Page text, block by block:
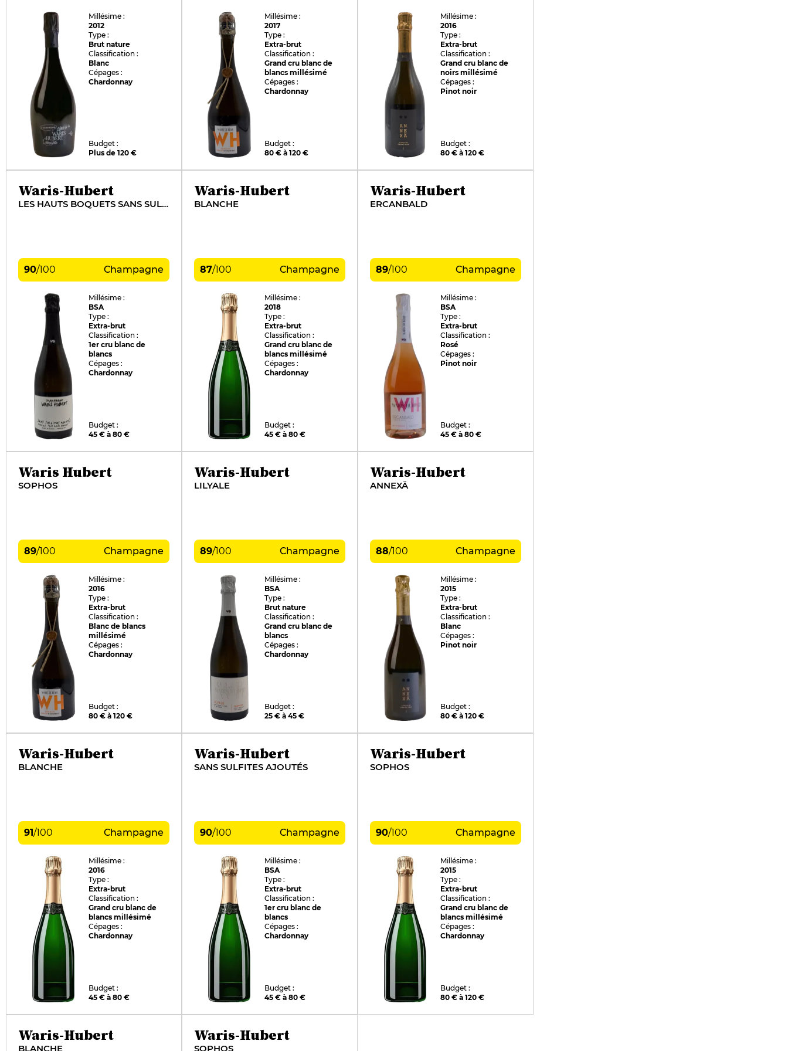
Millésime :
2012
Type :
Brut nature
Classification :
Blanc
Cépages :
Chardonnay
Budget :
Plus de 120 €
Millésime :
2017
Type :
Extra-brut
Classification :
Grand cru blanc de
blancs millésimé
Cépages :
Chardonnay
Budget :
80 € à 120 €
Millésime :
2016
Type :
Extra-brut
Classification :
Grand cru blanc de
noirs millésimé
Cépages :
Pinot noir
Budget :
80 € à 120 €
Waris-Hubert
LES HAUTS BOQUETS SANS SULFITES AJOUTÉS
90/100 Champagne
Millésime :
BSA
Type :
Extra-brut
Classification :
1er cru blanc de
blancs
Cépages :
Chardonnay
Budget :
45 € à 80 €
Waris-Hubert
BLANCHE
87/100 Champagne
Millésime :
2018
Type :
Extra-brut
Classification :
Grand cru blanc de
blancs millésimé
Cépages :
Chardonnay
Budget :
45 € à 80 €
Waris-Hubert
ERCANBALD
89/100 Champagne
Millésime :
BSA
Type :
Extra-brut
Classification :
Rosé
Cépages :
Pinot noir
Budget :
45 € à 80 €
Waris Hubert
SOPHOS
89/100 Champagne
Millésime :
2016
Type :
Extra-brut
Classification :
Blanc de blancs
millésimé
Cépages :
Chardonnay
Budget :
80 € à 120 €
Waris-Hubert
LILYALE
89/100 Champagne
Millésime :
BSA
Type :
Brut nature
Classification :
Grand cru blanc de
blancs
Cépages :
Chardonnay
Budget :
25 € à 45 €
Waris-Hubert
ANNEXÄ
88/100 Champagne
Millésime :
2015
Type :
Extra-brut
Classification :
Blanc
Cépages :
Pinot noir
Budget :
80 € à 120 €
Waris-Hubert
BLANCHE
91/100 Champagne
Millésime :
2016
Type :
Extra-brut
Classification :
Grand cru blanc de
blancs millésimé
Cépages :
Chardonnay
Budget :
45 € à 80 €
Waris-Hubert
SANS SULFITES AJOUTÉS
90/100 Champagne
Millésime :
BSA
Type :
Extra-brut
Classification :
1er cru blanc de
blancs
Cépages :
Chardonnay
Budget :
45 € à 80 €
Waris-Hubert
SOPHOS
90/100 Champagne
Millésime :
2015
Type :
Extra-brut
Classification :
Grand cru blanc de
blancs millésimé
Cépages :
Chardonnay
Budget :
80 € à 120 €
Waris-Hubert
BLANCHE
Waris-Hubert
SOPHOS